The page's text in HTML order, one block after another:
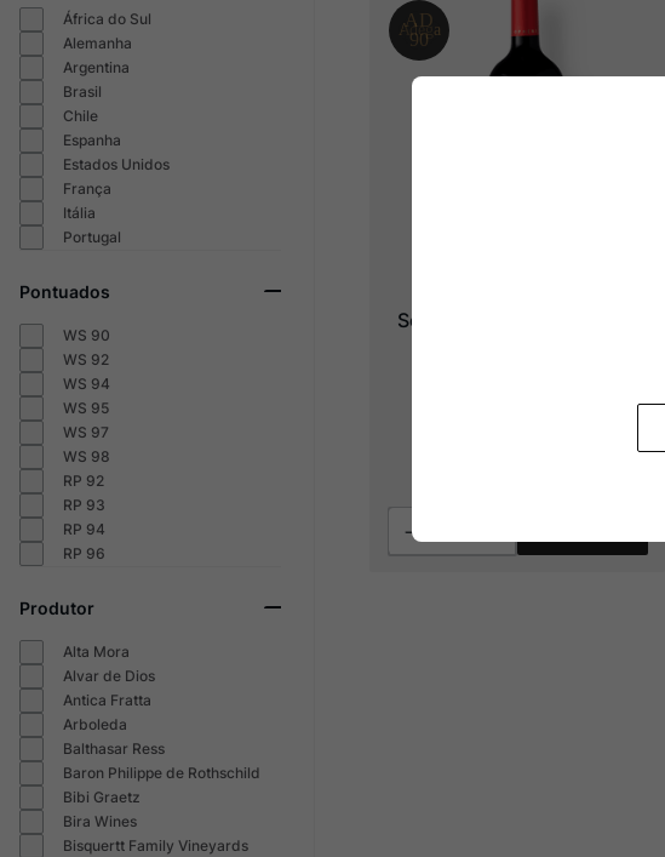
África do Sul
Alemanha
Argentina
Brasil
Chile
Espanha
Estados Unidos
França
Itália
Portugal
Pontuados
WS 90
WS 92
WS 94
WS 95
WS 97
WS 98
RP 92
RP 93
RP 94
RP 96
Produtor
Alta Mora
Alvar de Dios
Antica Fratta
Arboleda
Balthasar Ress
Baron Philippe de Rothschild
Bibi Graetz
Bira Wines
Bisquertt Family Vineyards
Sophenia Altosur  Malbec